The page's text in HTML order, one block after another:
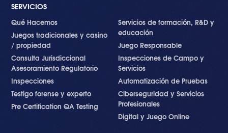
SERVICIOS
Qué Hacemos
Juegos tradicionales y casino
/ propiedad
Consulta Jurisdiccional
Asesoramiento Regulatorio
Inspecciones
Testigo forense y experto
Pre Certification QA Testing
Servicios de formación, R&D y
educación
Juego Responsable
Inspecciones de Campo y
Servicios
Automatización de Pruebas
Ciberseguridad y Servicios
Profesionales
Digital y Juego Online